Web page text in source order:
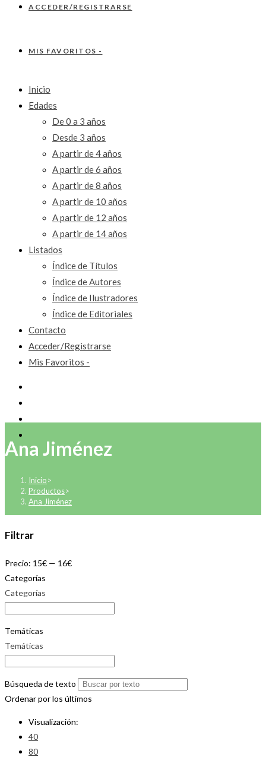
ACCEDER/REGISTRARSE
MIS FAVORITOS -
Inicio
Edades
De 0 a 3 años
Desde 3 años
A partir de 4 años
A partir de 6 años
A partir de 8 años
A partir de 10 años
A partir de 12 años
A partir de 14 años
Listados
Índice de Títulos
Índice de Autores
Índice de Ilustradores
Índice de Editoriales
Contacto
Acceder/Registrarse
Mis Favoritos -
Ana Jiménez
Inicio>
Productos>
Ana Jiménez
Filtrar
Precio: 15€ — 16€
Categorías
Categorías
Temáticas
Temáticas
Búsqueda de texto
Ordenar por los últimos
Visualización:
40
80